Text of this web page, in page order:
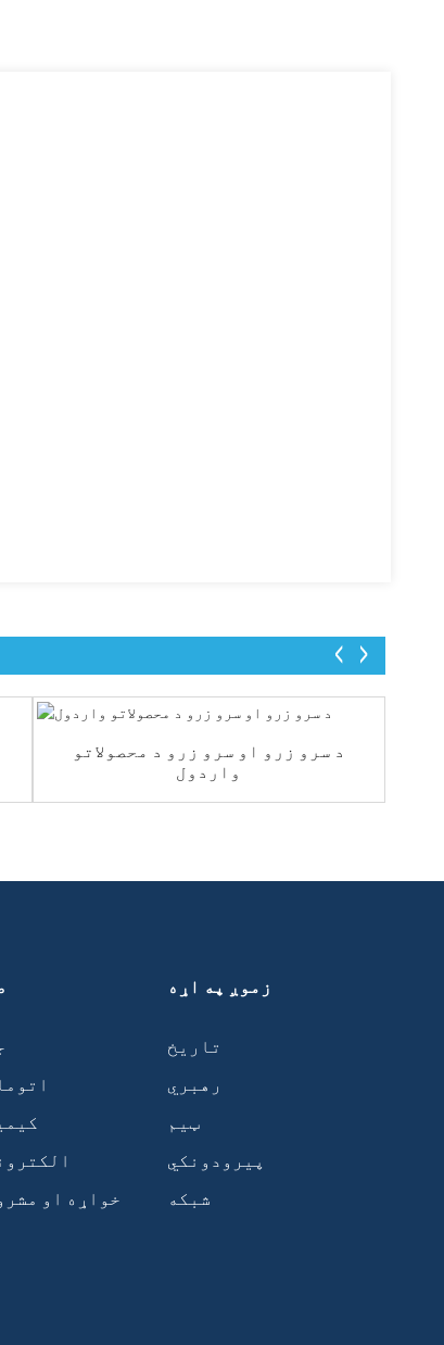
د سرو زرو او سرو زرو د محصولاتو
واردول
خواړه او
زموږ په اړه
تاریخ
رهبري
ټیم
پیرودونکي
شبکه